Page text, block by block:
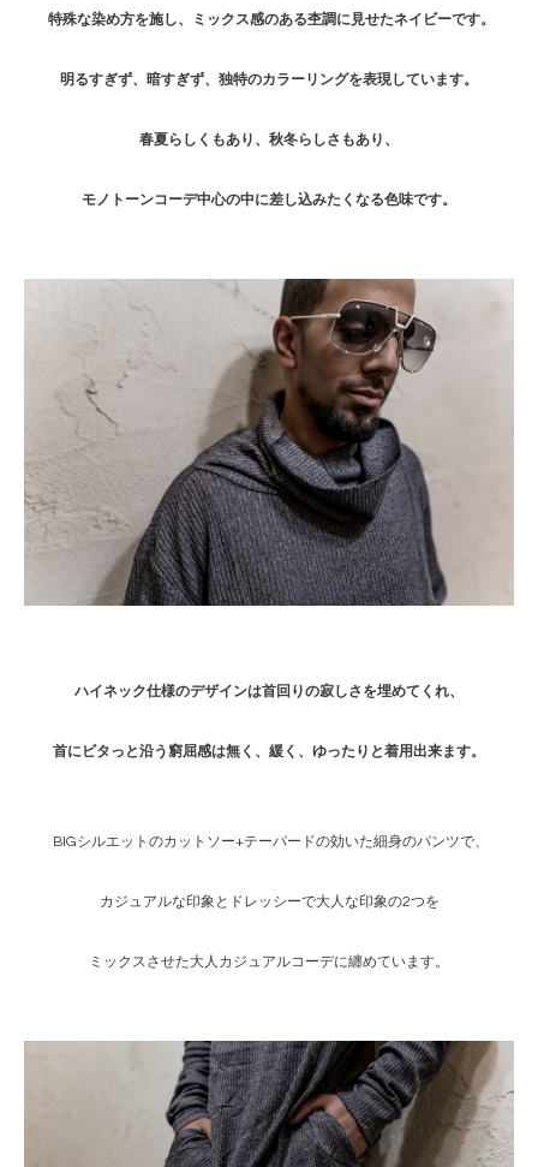
特殊な染め方を施し、ミックス感のある杢調に見せたネイビーです。
明るすぎず、暗すぎず、独特のカラーリングを表現しています。
春夏らしくもあり、秋冬らしさもあり、
モノトーンコーデ中心の中に差し込みたくなる色味です。
ハイネック仕様のデザインは首回りの寂しさを埋めてくれ、
首にビタっと沿う窮屈感は無く、緩く、ゆったりと着用出来ます。
BIGシルエットのカットソー+テーパードの効いた細身のパンツで、
カジュアルな印象とドレッシーで大人な印象の2つを
ミックスさせた大人カジュアルコーデに纏めています。